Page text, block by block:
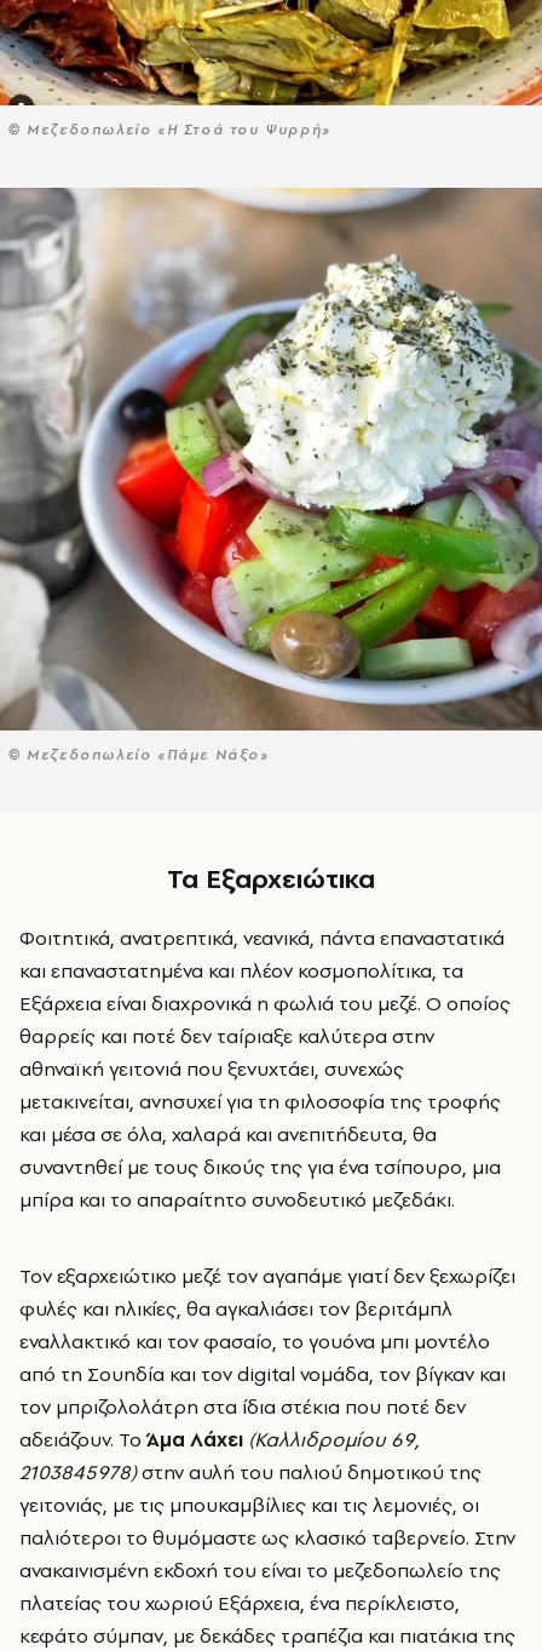
© Μεζεδοπωλείο «Η Στοά του Ψυρρή»
© Μεζεδοπωλείο «Πάμε Νάξο»
Τα Εξαρχειώτικα
Φοιτητικά, ανατρεπτικά, νεανικά, πάντα επαναστατικά
και επαναστατημένα και πλέον κοσμοπολίτικα, τα
Εξάρχεια είναι διαχρονικά η φωλιά του μεζέ. Ο οποίος
θαρρείς και ποτέ δεν ταίριαξε καλύτερα στην
αθηναϊκή γειτονιά που ξενυχτάει, συνεχώς
μετακινείται, ανησυχεί για τη φιλοσοφία της τροφής
και μέσα σε όλα, χαλαρά και ανεπιτήδευτα, θα
συναντηθεί με τους δικούς της για ένα τσίπουρο, μια
μπίρα και το απαραίτητο συνοδευτικό μεζεδάκι.
Τον εξαρχειώτικο μεζέ τον αγαπάμε γιατί δεν ξεχωρίζει
φυλές και ηλικίες, θα αγκαλιάσει τον βεριτάμπλ
εναλλακτικό και τον φασαίο, το γουόνα μπι μοντέλο
από τη Σουηδία και τον digital νομάδα, τον βίγκαν και
τον μπριζολολάτρη στα ίδια στέκια που ποτέ δεν
αδειάζουν. ΤοΆμα Λάχει (Καλλιδρομίου 69,
2103845978)στην αυλή του παλιού δημοτικού της
γειτονιάς, με τις μπουκαμβίλιες και τις λεμονιές, οι
παλιότεροι το θυμόμαστε ως κλασικό ταβερνείο. Στην
ανακαινισμένη εκδοχή του είναι το μεζεδοπωλείο της
πλατείας του χωριού Εξάρχεια, ένα περίκλειστο,
κεφάτο σύμπαν, με δεκάδες τραπέζια και πιατάκια της